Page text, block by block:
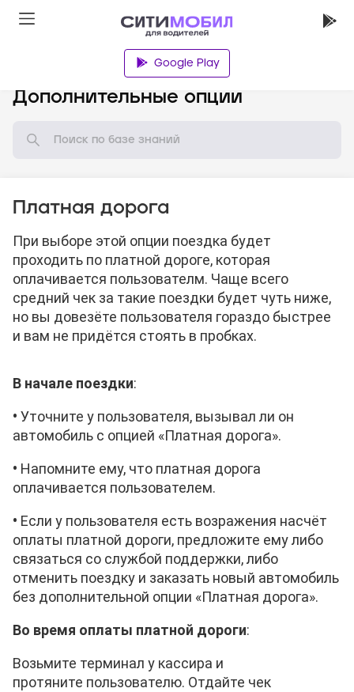
Google Play
Дополнительные опции
Платная дорога
При выборе этой опции поездка будет
проходить по платной дороге, которая
оплачивается пользователм. Чаще всего
средний чек за такие поездки будет чуть ниже,
но вы довезёте пользователя гораздо быстрее
и вам не придётся стоять в пробках.
В начале поездки:
• Уточните у пользователя, вызывал ли он
автомобиль с опцией «Платная дорога».
• Напомните ему, что платная дорога
оплачивается пользователем.
• Если у пользователя есть возражения насчёт
оплаты платной дороги, предложите ему либо
связаться со службой поддержки, либо
отменить поездку и заказать новый автомобиль
без дополнительной опции «Платная дорога».
Во время оплаты платной дороги:
Возьмите терминал у кассира и
протяните пользователю. Отдайте чек